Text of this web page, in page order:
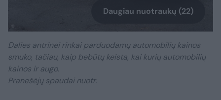
Daugiau nuotraukų (22)
Dalies antrinei rinkai parduodamų automobilių kainos
smuko, tačiau, kaip bebūtų keista, kai kurių automobilių
kainos ir augo.
Pranešėjų spaudai nuotr.